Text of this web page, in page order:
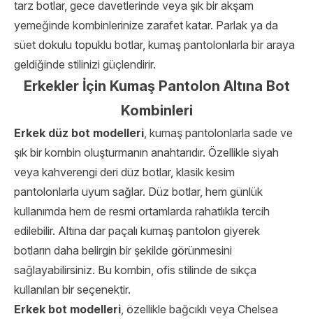
tarz botlar, gece davetlerinde veya şık bir akşam
yemeğinde kombinlerinize zarafet katar. Parlak ya da
süet dokulu topuklu botlar, kumaş pantolonlarla bir araya
geldiğinde stilinizi güçlendirir.
Erkekler İçin Kumaş Pantolon Altına Bot
Kombinleri
Erkek düz bot modelleri, kumaş pantolonlarla sade ve
şık bir kombin oluşturmanın anahtarıdır. Özellikle siyah
veya kahverengi deri düz botlar, klasik kesim
pantolonlarla uyum sağlar. Düz botlar, hem günlük
kullanımda hem de resmi ortamlarda rahatlıkla tercih
edilebilir. Altına dar paçalı kumaş pantolon giyerek
botların daha belirgin bir şekilde görünmesini
sağlayabilirsiniz. Bu kombin, ofis stilinde de sıkça
kullanılan bir seçenektir.
Erkek bot modelleri, özellikle bağcıklı veya Chelsea